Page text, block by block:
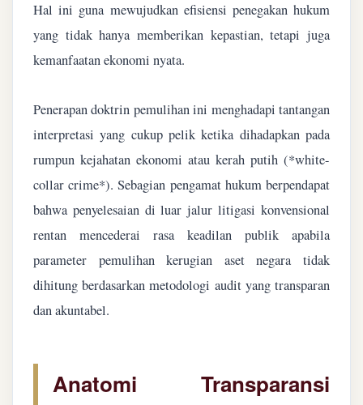
Hal ini guna mewujudkan efisiensi penegakan hukum
yang tidak hanya memberikan kepastian, tetapi juga
kemanfaatan ekonomi nyata.
Penerapan doktrin pemulihan ini menghadapi tantangan
interpretasi yang cukup pelik ketika dihadapkan pada
rumpun kejahatan ekonomi atau kerah putih (*white-
collar crime*). Sebagian pengamat hukum berpendapat
bahwa penyelesaian di luar jalur litigasi konvensional
rentan mencederai rasa keadilan publik apabila
parameter pemulihan kerugian aset negara tidak
dihitung berdasarkan metodologi audit yang transparan
dan akuntabel.
Anatomi Transparansi